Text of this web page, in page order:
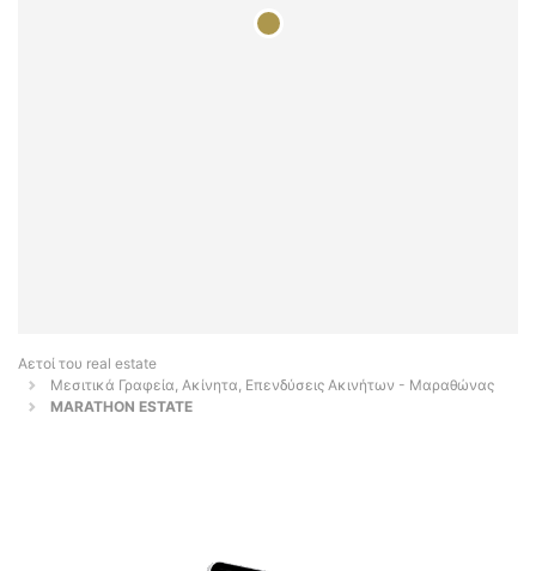
Αετοί του real estate
Μεσιτικά Γραφεία, Ακίνητα, Επενδύσεις Ακινήτων - Μαραθώνας
MARATHON ESTATE